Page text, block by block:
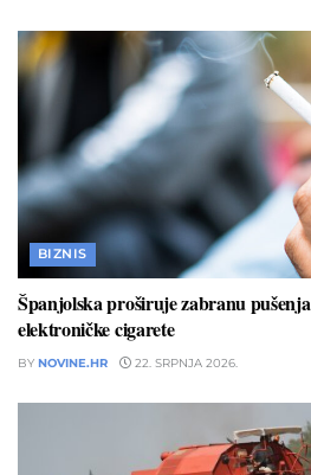
BIZNIS
Španjolska proširuje zabranu
elektroničke cigarete
BY NOVINE.HR 22. SRPNJA 2026.